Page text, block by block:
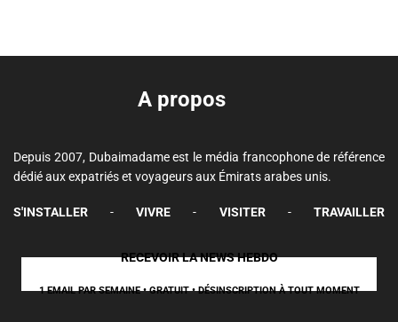
A propos
Depuis 2007, Dubaimadame est le média francophone de référence
dédié aux expatriés et voyageurs aux Émirats arabes unis.
S'INSTALLER - VIVRE - VISITER - TRAVAILLER
RECEVOIR LA NEWS HEBDO
1 EMAIL PAR SEMAINE • GRATUIT • DÉSINSCRIPTION À TOUT MOMENT